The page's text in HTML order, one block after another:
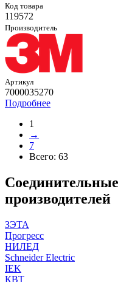
Код товара
119572
Производитель
Артикул
7000035270
Подробнее
1
→
7
Всего: 63
производителей
ЗЭТА
Прогресс
НИЛЕД
Schneider Electric
IEK
КВТ